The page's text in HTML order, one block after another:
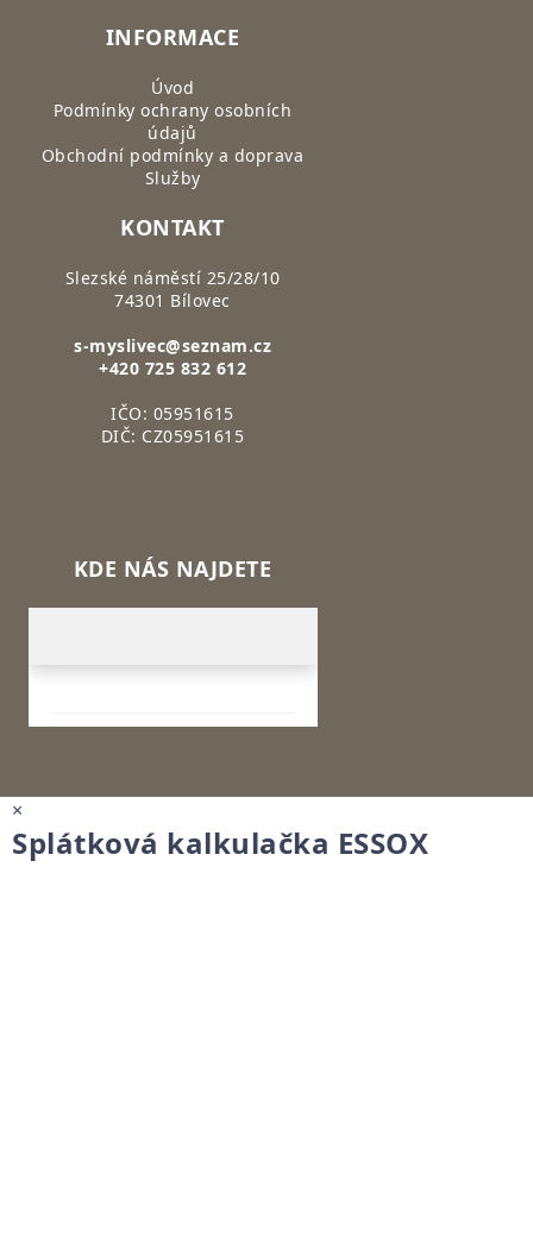
INFORMACE
Úvod
Podmínky ochrany osobních
údajů
Obchodní podmínky a doprava
Služby
KONTAKT
Slezské náměstí 25/28/10
74301 Bílovec
s-myslivec@seznam.cz
+420 725 832 612
IČO: 05951615
DIČ: CZ05951615
KDE NÁS NAJDETE
×
Splátková kalkulačka ESSOX